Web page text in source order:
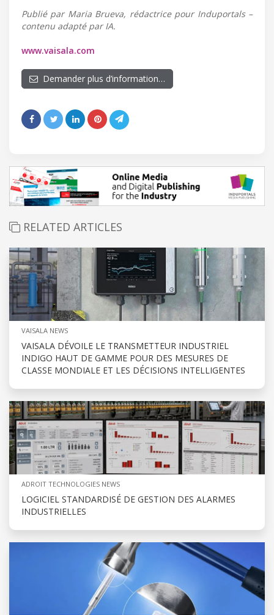
Publié par Maria Brueva, rédactrice pour Induportals –
contenu adapté par IA.
www.vaisala.com
Demander plus d’information…
RELATED ARTICLES
VAISALA NEWS
VAISALA DÉVOILE LE TRANSMETTEUR INDUSTRIEL
INDIGO HAUT DE GAMME POUR DES MESURES DE
CLASSE MONDIALE ET LES DÉCISIONS INTELLIGENTES
ADROIT TECHNOLOGIES NEWS
LOGICIEL STANDARDISÉ DE GESTION DES ALARMES
INDUSTRIELLES